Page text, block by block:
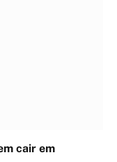
cair em